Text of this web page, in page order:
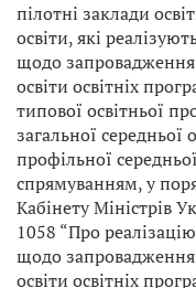
пілотні заклади
освіти, які
щодо запровадження
освіти освітніх
типової освітньої
загальної середньої
профільної
спрямуванням, у
Кабінету Міністрів
1058 “Про
щодо запровадження
освіти освітніх